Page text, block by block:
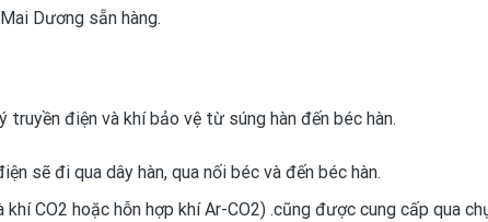
Dương sẵn hàng.
điện và khí bảo vệ từ súng hàn đến béc hàn.
sẽ đi qua dây hàn, qua nối béc và đến béc hàn.
CO2 hoặc hỗn hợp khí Ar-CO2) .cũng được cung cấp qua